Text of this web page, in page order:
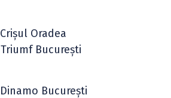
Oradea
București
București